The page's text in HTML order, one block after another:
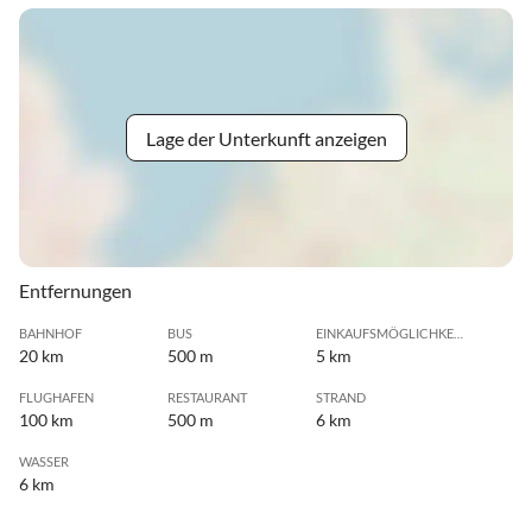
Lage der Unterkunft anzeigen
Entfernungen
BAHNHOF
20 km
BUS
500 m
EINKAUFSMÖGLICHKEIT
5 km
FLUGHAFEN
100 km
RESTAURANT
500 m
STRAND
6 km
WASSER
6 km